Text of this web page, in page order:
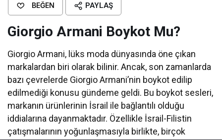
BEĞEN PAYLAŞ
Giorgio Armani Boykot Mu?
Giorgio Armani, lüks moda dünyasında öne çıkan
markalardan biri olarak bilinir. Ancak, son zamanlarda
bazı çevrelerde Giorgio Armani’nin boykot edilip
edilmediği konusu gündeme geldi. Bu boykot sesleri,
markanın ürünlerinin İsrail ile bağlantılı olduğu
iddialarına dayanmaktadır. Özellikle İsrail-Filistin
çatışmalarının yoğunlaşmasıyla birlikte, birçok